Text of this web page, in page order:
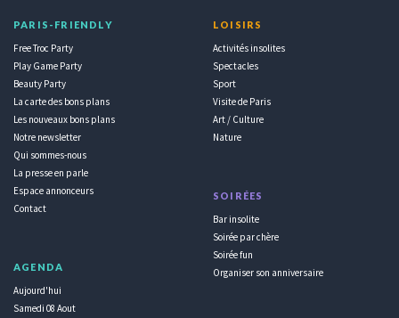
PARIS-FRIENDLY
Free Troc Party
Play Game Party
Beauty Party
La carte des bons plans
Les nouveaux bons plans
Notre newsletter
Qui sommes-nous
La presse en parle
Espace annonceurs
Contact
AGENDA
Aujourd'hui
Samedi 08 Aout
LOISIRS
Activités insolites
Spectacles
Sport
Visite de Paris
Art / Culture
Nature
SOIRÉES
Bar insolite
Soirée par chère
Soirée fun
Organiser son anniversaire